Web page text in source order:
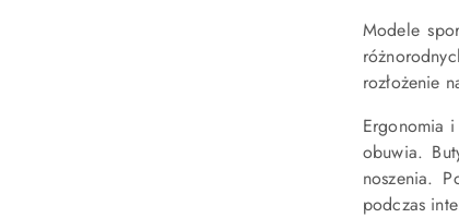
Modele
rozłożenie
Ergonomia
obuwia.
noszenia.
podczas